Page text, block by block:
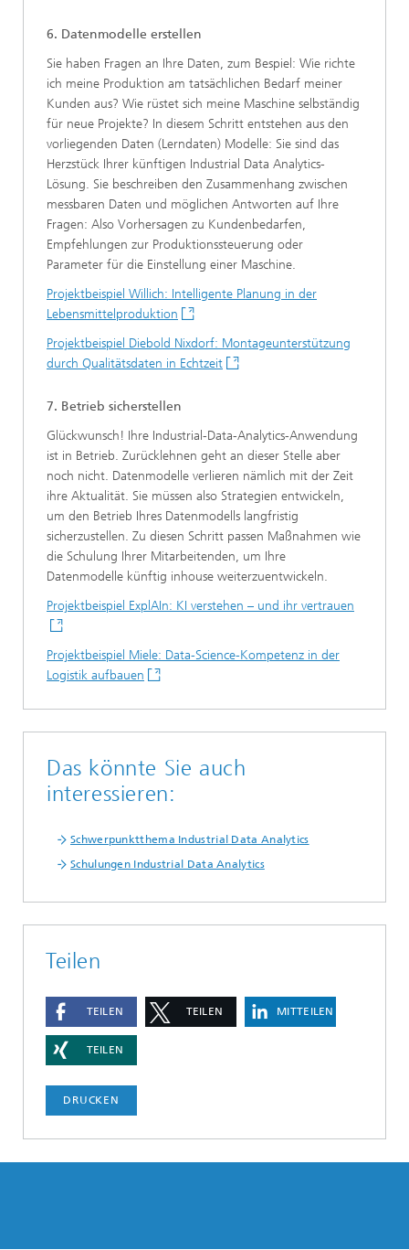
6. Datenmodelle erstellen
Sie haben Fragen an Ihre Daten, zum Bespiel: Wie richte
ich meine Produktion am tatsächlichen Bedarf meiner
Kunden aus? Wie rüstet sich meine Maschine selbständig
für neue Projekte? In diesem Schritt entstehen aus den
vorliegenden Daten (Lerndaten) Modelle: Sie sind das
Herzstück Ihrer künftigen Industrial Data Analytics-
Lösung. Sie beschreiben den Zusammenhang zwischen
messbaren Daten und möglichen Antworten auf Ihre
Fragen: Also Vorhersagen zu Kundenbedarfen,
Empfehlungen zur Produktionssteuerung oder
Parameter für die Einstellung einer Maschine.
Projektbeispiel Willich: Intelligente Planung in der
Lebensmittelproduktion
Projektbeispiel Diebold Nixdorf: Montageunterstützung
durch Qualitätsdaten in Echtzeit
7. Betrieb sicherstellen
Glückwunsch! Ihre Industrial-Data-Analytics-Anwendung
ist in Betrieb. Zurücklehnen geht an dieser Stelle aber
noch nicht. Datenmodelle verlieren nämlich mit der Zeit
ihre Aktualität. Sie müssen also Strategien entwickeln,
um den Betrieb Ihres Datenmodells langfristig
sicherzustellen. Zu diesen Schritt passen Maßnahmen wie
die Schulung Ihrer Mitarbeitenden, um Ihre
Datenmodelle künftig inhouse weiterzuentwickeln.
Projektbeispiel ExplAIn: KI verstehen – und ihr vertrauen
Projektbeispiel Miele: Data-Science-Kompetenz in der
Logistik aufbauen
Das könnte Sie auch
interessieren:
Schwerpunktthema Industrial Data Analytics
Schulungen Industrial Data Analytics
Teilen
TEILEN TEILEN MITTEILEN
TEILEN
DRUCKEN